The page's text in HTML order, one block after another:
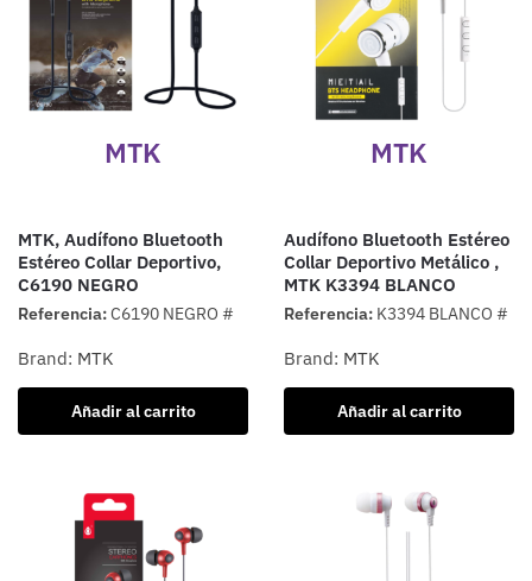
MTK
MTK, Audífono Bluetooth
Estéreo Collar Deportivo,
C6190 NEGRO
Referencia:C6190 NEGRO #
Brand: MTK
Añadir al carrito
MTK
Audífono Bluetooth Estéreo
Collar Deportivo Metálico ,
MTK K3394 BLANCO
Referencia: K3394 BLANCO #
Brand: MTK
Añadir al carrito